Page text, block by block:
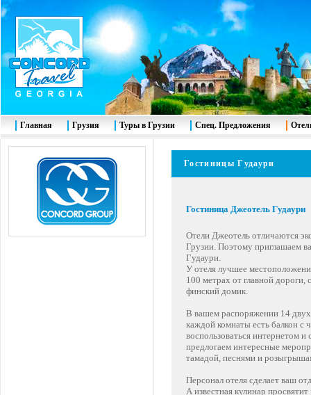
Гостиницы Гудаури
Гостиница Джеотель Гудаури
Отели Джеотель отличаются
Грузии. Поэтому приглашаем
Гудаури.
У отеля лучшее
100 метрах от главной
финский домик.
В вашем распоряжении 14
каждой комнаты есть балкон
воспользоваться интернетом
предлогаем интересные
тамадой, песнями и
Персонал отеля сделает ваш
А известная кулинар
Главная Грузия Туры в Грузии Спец. Предложения